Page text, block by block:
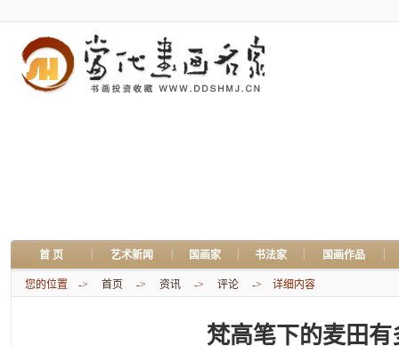
首 页 艺术新闻 国画家 书法家 国画作品
您的位置 -> 首页 -> 资讯 -> 评论 -> 详细内容
梵高笔下的麦田有